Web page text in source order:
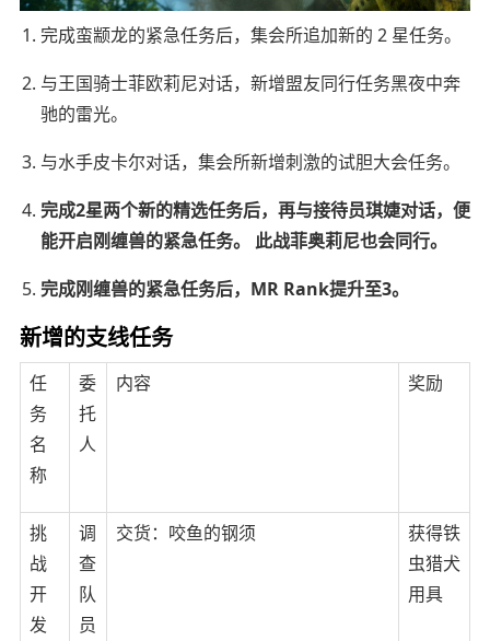
完成蛮颛龙的紧急任务后，集会所追加新的 2 星任务。
与王国骑士菲欧莉尼对话，新增盟友同行任务黑夜中奔
驰的雷光。
与水手皮卡尔对话，集会所新增刺激的试胆大会任务。
完成2星两个新的精选任务后，再与接待员琪婕对话，便
能开启刚缠兽的紧急任务。 此战菲奥莉尼也会同行。
完成刚缠兽的紧急任务后，MR Rank提升至3。
新增的支线任务
任
务
名
称
委
托
人
内容 奖励
挑
战
开
发
调
查
队
员
交货：咬鱼的钢须
获得铁
虫猎犬
用具